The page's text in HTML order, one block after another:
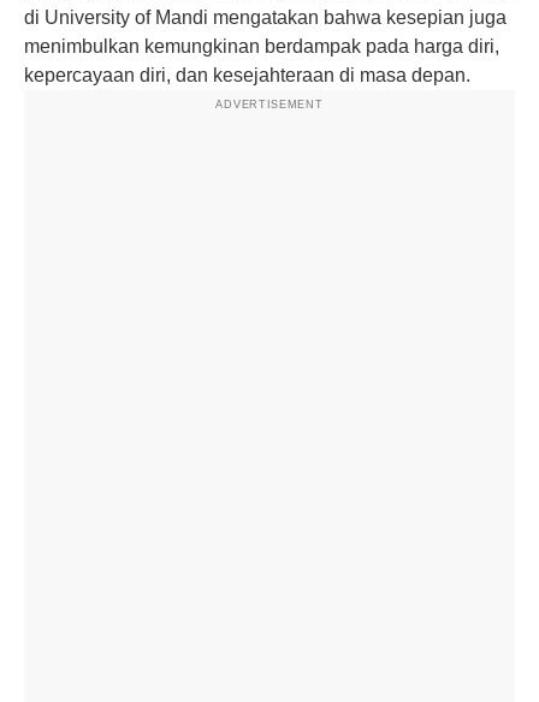
di University of Mandi mengatakan bahwa kesepian juga
menimbulkan kemungkinan berdampak pada harga diri,
kepercayaan diri, dan kesejahteraan di masa depan.
ADVERTISEMENT